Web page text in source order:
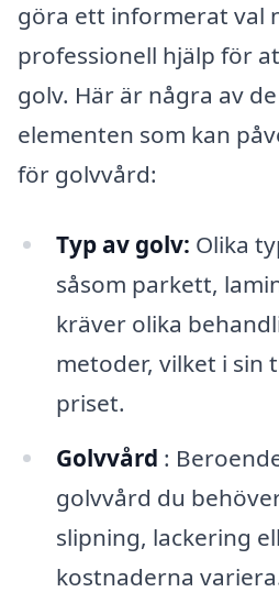
göra ett informerat val
professionell hjälp för
golv. Här är några av
elementen som kan
för golvvård:
Typ av golv: Olika
såsom parkett,
kräver olika
metoder, vilket i sin
priset.
Golvvård :
golvvård du
slipning, lackering
kostnaderna